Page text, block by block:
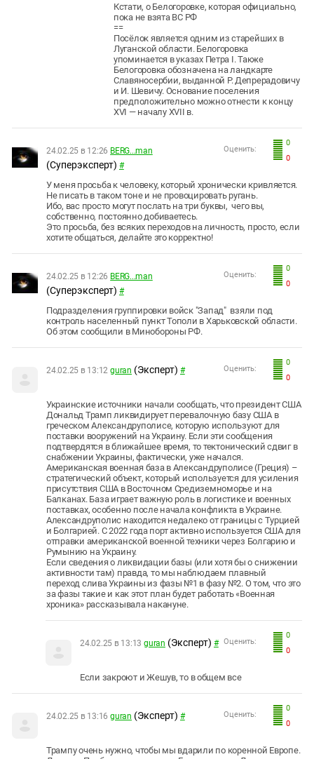
Кстати, о Белогоровке, которая официально,
пока не взята ВС РФ
==
Посёлок является одним из старейших в
Луганской области. Белогоровка
упоминается в указах Петра I. Также
Белогоровка обозначена на ландкарте
Славяносербии, выданной Р. Депрерадовичу
и И. Шевичу. Основание поселения
предположительно можно отнести к концу
XVI — началу XVII в.
0
0
Оценить:
24.02.25 в 12:26 BERG...man
(Суперэксперт) #
У меня просьба к человеку, который хронически кривляется.
Не писать в таком тоне и не провоцировать ругань.
Ибо, вас просто могут послать на три буквы, чего вы,
собственно, постоянно добиваетесь.
Это просьба, без всяких переходов на личность, просто, если
хотите общаться, делайте это корректно!
0
0
Оценить:
24.02.25 в 12:26 BERG...man
(Суперэксперт) #
Подразделения группировки войск "Запад" взяли под
контроль населенный пункт Тополи в Харьковской области.
Об этом сообщили в Минобороны РФ.
0
0
Оценить:
24.02.25 в 13:12 guran (Эксперт) #
Украинские источники начали сообщать, что президент США
Дональд Трамп ликвидирует перевалочную базу США в
греческом Александруполисе, которую используют для
поставки вооружений на Украину. Если эти сообщения
подтвердятся в ближайшее время, то тектонический сдвиг в
снабжении Украины, фактически, уже начался.
Американская военная база в Александруполисе (Греция) –
стратегический объект, который используется для усиления
присутствия США в Восточном Средиземноморье и на
Балканах. База играет важную роль в логистике и военных
поставках, особенно после начала конфликта в Украине.
Александруполис находится недалеко от границы с Турцией
и Болгарией. С 2022 года порт активно используется США для
отправки американской военной техники через Болгарию и
Румынию на Украину.
Если сведения о ликвидации базы (или хотя бы о снижении
активности там) правда, то мы наблюдаем плавный
переход слива Украины из фазы №1 в фазу №2. О том, что это
за фазы такие и как этот план будет работать «Военная
хроника» рассказывала накануне.
0
0
Оценить:
24.02.25 в 13:13 guran (Эксперт) #
Если закроют и Жешув, то в общем все
0
0
Оценить:
24.02.25 в 13:16 guran (Эксперт) #
Трампу очень нужно, чтобы мы вдарили по коренной Европе.